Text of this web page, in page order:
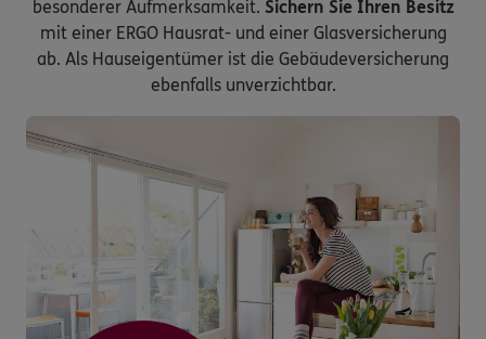
besonderer Aufmerksamkeit. Sichern Sie Ihren Besitz
mit einer ERGO Hausrat- und einer Glasversicherung
ab. Als Hauseigentümer ist die Gebäudeversicherung
ebenfalls unverzichtbar.